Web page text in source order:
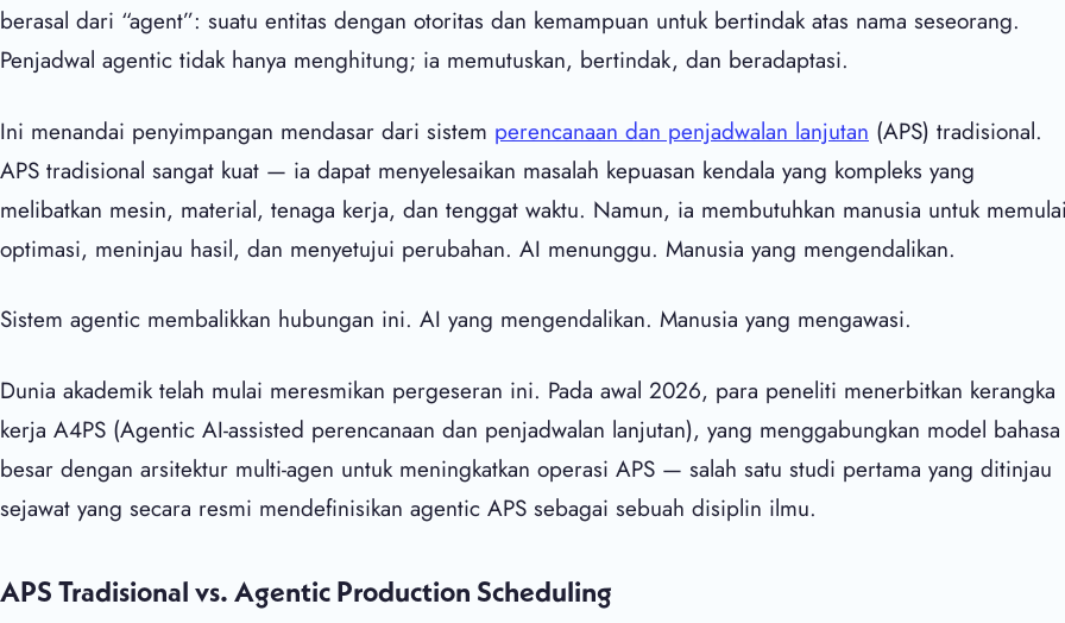
berasal dari “agent”: suatu entitas dengan otoritas dan kemampuan untuk bertindak atas nama seseorang.
Penjadwal agentic tidak hanya menghitung; ia memutuskan, bertindak, dan beradaptasi.
Ini menandai penyimpangan mendasar dari sistem perencanaan dan penjadwalan lanjutan (APS) tradisional.
APS tradisional sangat kuat — ia dapat menyelesaikan masalah kepuasan kendala yang kompleks yang
melibatkan mesin, material, tenaga kerja, dan tenggat waktu. Namun, ia membutuhkan manusia untuk
optimasi, meninjau hasil, dan menyetujui perubahan. AI menunggu. Manusia yang mengendalikan.
Sistem agentic membalikkan hubungan ini. AI yang mengendalikan. Manusia yang mengawasi.
Dunia akademik telah mulai meresmikan pergeseran ini. Pada awal 2026, para peneliti menerbitkan kerangka
kerja A4PS (Agentic AI-assisted perencanaan dan penjadwalan lanjutan), yang menggabungkan model bahasa
besar dengan arsitektur multi-agen untuk meningkatkan operasi APS — salah satu studi pertama yang ditinjau
sejawat yang secara resmi mendefinisikan agentic APS sebagai sebuah disiplin ilmu.
APS Tradisional vs. Agentic Production Scheduling